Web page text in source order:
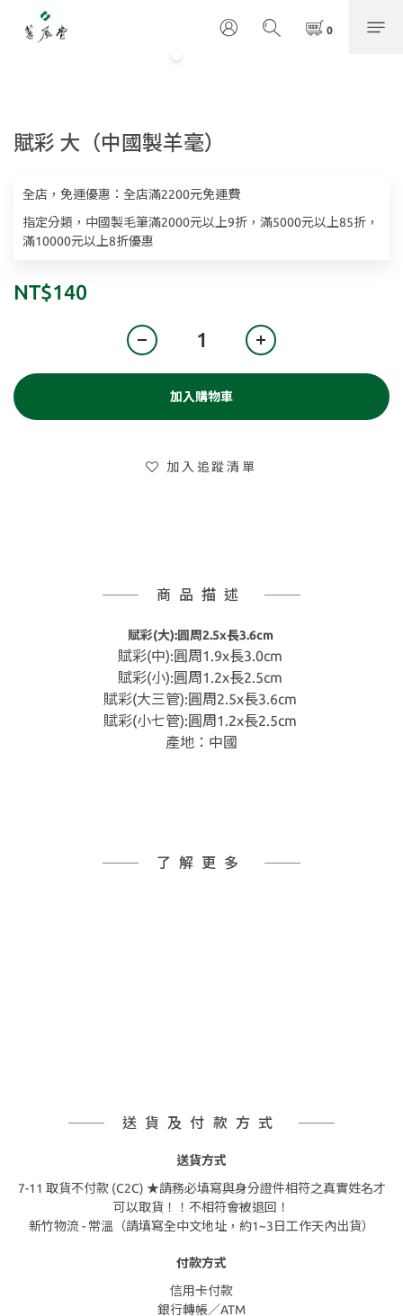
賦彩 大（中國製羊毫）
全店，免運優惠：全店滿2200元免運費
指定分類，中國製毛筆滿2000元以上9折，滿5000元以上85折，
滿10000元以上8折優惠
NT$140
加入購物車
加入追蹤清單
商品描述
賦彩(大):圓周2.5x長3.6cm
賦彩(中):圓周1.9x長3.0cm
賦彩(小):圓周1.2x長2.5cm
賦彩(大三管):圓周2.5x長3.6cm
賦彩(小七管):圓周1.2x長2.5cm
產地：中國
了解更多
送貨及付款方式
送貨方式
7-11 取貨不付款 (C2C) ★請務必填寫與身分證件相符之真實姓名才
可以取貨！！不相符會被退回！
新竹物流 - 常溫（請填寫全中文地址，約1~3日工作天內出貨）
付款方式
信用卡付款
銀行轉帳／ATM